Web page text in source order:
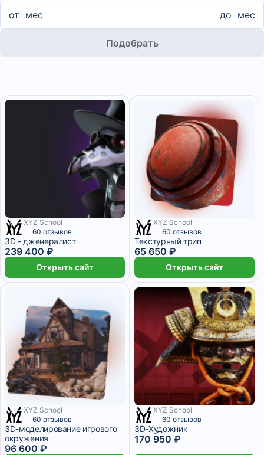
от мес до мес
Подобрать
20 месяцев
XYZ School
60 отзывов
3D - дженералист
239 400 ₽
Открыть сайт
4 месяца
XYZ School
60 отзывов
Текстурный трип
65 650 ₽
Открыть сайт
5 месяцев
XYZ School
60 отзывов
3D-моделирование игрового
окружения
96 600 ₽
14 месяцев
XYZ School
60 отзывов
3D-Художник
170 950 ₽